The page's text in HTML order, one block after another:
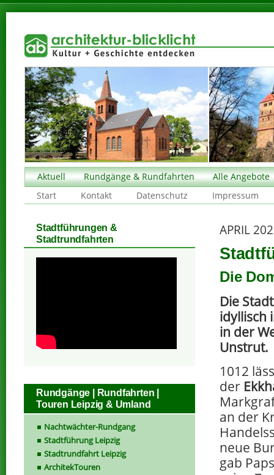
Aktuell Rundgänge & Rundfahrten
Alle Angebote
Start
Kontakt Datenschutz Impressum
APRIL
Die
Die
idyllisch
in der
Unstrut.
1012
der
an der
neue
gab
Stadtführungen &
Stadtrundfahrten
Rundgänge | Rundfahrten |
Touren Leipzig & Umland
Nachtwächter-Rundgang
Stadtführung Leipzig
Stadtrundfahrt Leipzig
ArchitekTouren